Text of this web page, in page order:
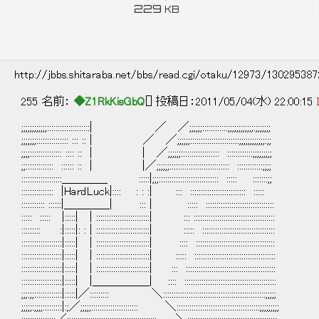
229 KB
http://jbbs.shitaraba.net/bbs/read.cgi/otaku/12973/
255 名前： ◆Z1RkKisGbQ [] 投稿日：2011/05/04(水) 22:00:15
;;;;;;;;;;;;::::::::::::::::::::| ／ ／;;;;;;::::::::::::;;;;;;;;;;;;:;;;;;;;
;;;;;;;::::::::::::::: ::: :: | ／ ／;;;;;;:::::::::::::::::::::::;;;;;;;;;;;;:;;
;;;;::::::::::::::: :::: :: | | ／;;;;;;:::::::::::::::::: ::::::::::::;;;;;;;;;
;;::::::::::::: :::::: :: | |／;;;;;;:::::::::::::::::::::::::::: ::::::::::::;;;;
:::::::::::::::::::＿＿＿＿ :::::|;;;:::::::::::::::::::::::::::: ::::: :::::::;;
::::::::::::::: |HardLuck|:::: : : :| ::: :::::::::::::::::::::::::: :::::
::::::::::: ::::::|＿＿＿＿| ::: | ::::: ::::::::::::::::::::::::::::::::
::::: ::::: |:::::| | :::::::::::::::::::::::::| ::: ::::::::::::::::::::::::::::::::::::::
::::::::: :|:::::|: : | :::::::::::::::::::::::::| ::::: ::::::::::::::::::::::::::::::::::
:::::::::::::::::::|:::::| | :::::::::::::::::::::::::| :::: :::::::::::::::::::::::::::::::::::::
:::::::::::::::::::|:::::| | :::::::::::::::::::::::::| ::::: ::::::::::::::::::::::::::::::::::::::
:::::::::::::::::::|:::::| | :::::::::::::::::::::::::| ::: ::::::::::::::::::::::::::::::::::::::::::
:::::::::::::::::::|:::::| |＿＿＿＿＿| :::: :::::::::::::::::::::::::::::::::::::::::::
;;;:;;:::::::::::::|:::::|／::::::::: ＼::::::::::::::::::::::::::::::::::::::::::::::::;;;;;
;;;;;:;;;;:::::::::|:;／;;;;;:::::::::::::::::::::: ＼:::::::::::::::::::::::::::::::::::::::;;;;;;;;;